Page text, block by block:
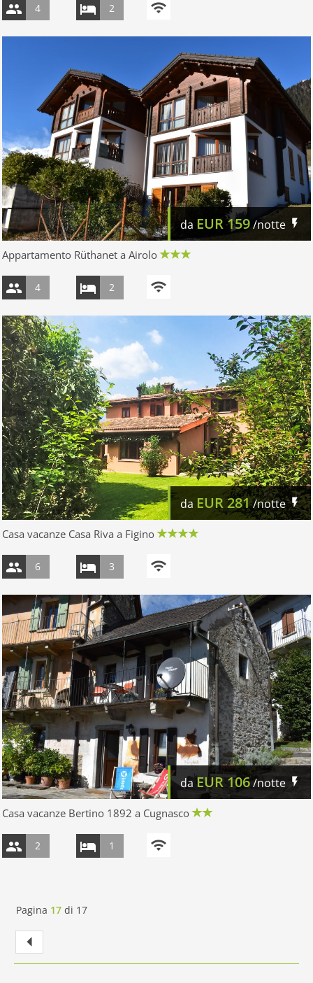
4 2
da EUR159/notte
Appartamento Rüthanet a Airolo
4 2
da EUR281/notte
Casa vacanze Casa Riva a Figino
6 3
da EUR106/notte
Casa vacanze Bertino 1892 a Cugnasco
2 1
Pagina 17 di 17